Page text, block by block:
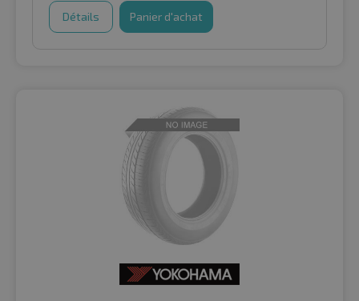
Détails Panier d'achat